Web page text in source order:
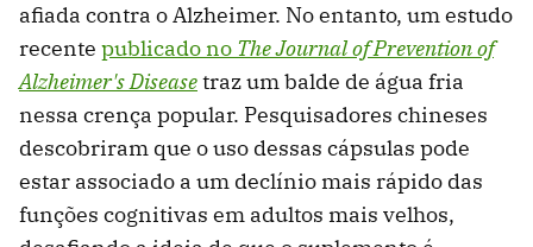
afiada contra o Alzheimer. No entanto, um estudo
recente publicado no The Journal of Prevention of
Alzheimer's Diseasetraz um balde de água fria
nessa crença popular. Pesquisadores chineses
descobriram que o uso dessas cápsulas pode
estar associado a um declínio mais rápido das
funções cognitivas em adultos mais velhos,